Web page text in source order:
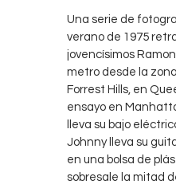
Una serie de
verano de 1975
jovencísimos
metro desde la
Forrest Hills, en
ensayo en
lleva su bajo
Johnny lleva su
en una bolsa de
sobresale la mitad